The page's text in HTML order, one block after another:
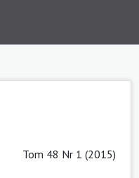
Tom 48 Nr 1 (2015)